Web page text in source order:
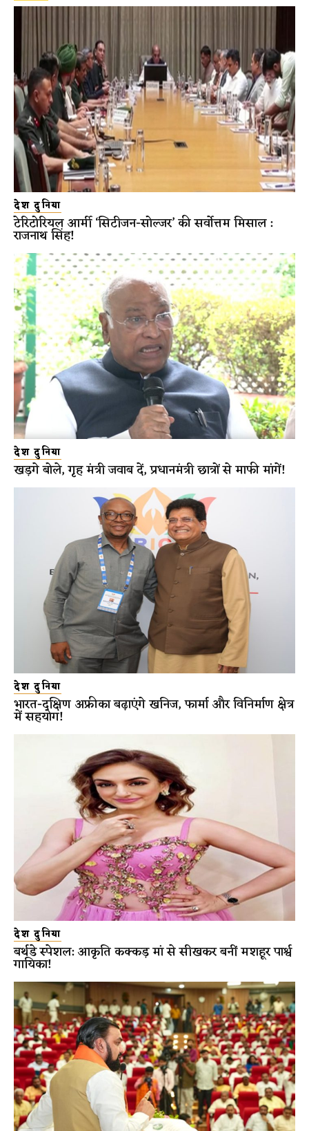
देश दुनिया
टेरिटोरियल आर्मी ‘सिटीजन-सोल्जर’ की सर्वोत्तम मिसाल :
राजनाथ सिंह!
देश दुनिया
खड़गे बोले, गृह मंत्री जवाब दें, प्रधानमंत्री छात्रों से माफी मांगें!
देश दुनिया
भारत-दक्षिण अफ्रीका बढ़ाएंगे खनिज, फार्मा और विनिर्माण क्षेत्र
में सहयोग!
देश दुनिया
बर्थडे स्पेशल: आकृति कक्कड़ मां से सीखकर बनीं मशहूर पार्श्व
गायिका!